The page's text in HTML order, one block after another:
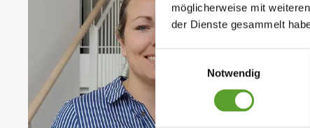
möglicherweise mit
der Dienste gesammelt
Einwilligungsauswahl
Notwendig